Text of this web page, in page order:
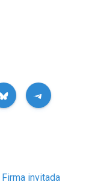
Firma invitada